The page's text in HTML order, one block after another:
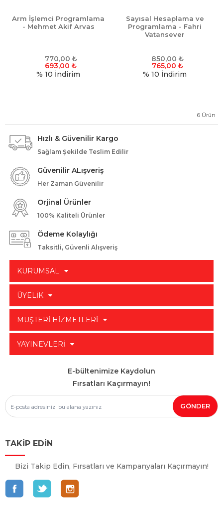
Arm İşlemci Programlama
- Mehmet Akif Arvas
770,00₺
693,00 ₺
% 10 İndirim
Sayısal Hesaplama ve
Programlama - Fahri
Vatansever
850,00₺
765,00 ₺
% 10 İndirim
6 Ürün
Hızlı & Güvenilir Kargo
Sağlam Şekilde Teslim Edilir
Güvenilir ALışveriş
Her Zaman Güvenilir
Orjinal Ürünler
100% Kaliteli Ürünler
Ödeme Kolaylığı
Taksitli, Güvenli Alışveriş
KURUMSAL
ÜYELİK
MÜŞTERİ HİZMETLERİ
YAYINEVLERİ
E-bültenimize Kaydolun
Fırsatları Kaçırmayın!
TAKİP EDİN
Bizi Takip Edin, Fırsatları ve Kampanyaları Kaçırmayın!